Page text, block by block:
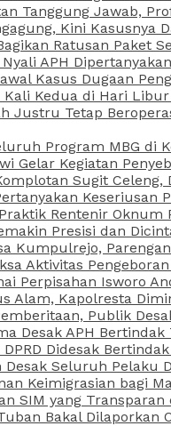
Tanggung Jawab,
Kini Kasusnya
Ratusan Paket
APH Dipertanyakan
Kasus Dugaan
Kedua di Hari
Justru Tetap
Program MBG di
Gelar Kegiatan
Sugit Celeng,
Keseriusan
Rentenir Oknum
Presisi dan
Kumpulrejo,
Aktivitas Pengeboran
Perpisahan Isworo
Alam, Kapolresta
Publik
Desak APH Bertindak
Didesak Bertindak
Seluruh Pelaku
Keimigrasian bagi
SIM yang
Bakal Dilaporkan